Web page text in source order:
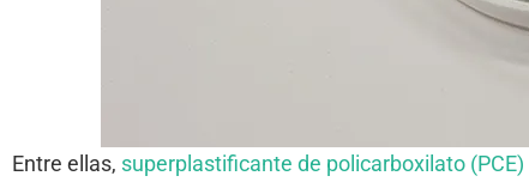
Entre ellas, superplastificante de policarboxilato (PCE)